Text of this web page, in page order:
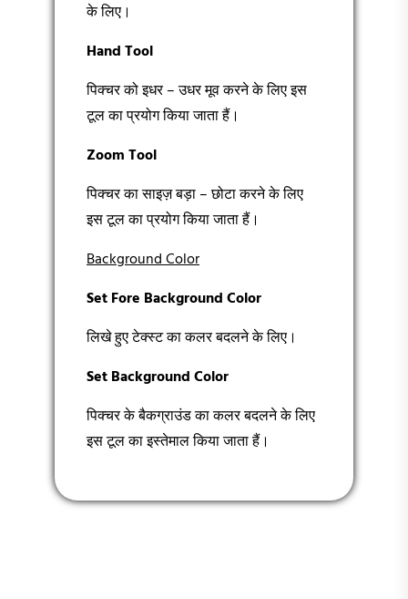
के लिए।
Hand Tool
पिक्चर को इधर – उधर मूव करने के लिए इस
टूल का प्रयोग किया जाता हैं।
Zoom Tool
पिक्चर का साइज़ बड़ा – छोटा करने के लिए
इस टूल का प्रयोग किया जाता हैं।
Background Color
Set Fore Background Color
लिखे हुए टेक्स्ट का कलर बदलने के लिए।
Set Background Color
पिक्चर के बैकग्राउंड का कलर बदलने के लिए
इस टूल का इस्तेमाल किया जाता हैं।